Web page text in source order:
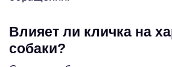
Влияет ли кличка на
собаки?